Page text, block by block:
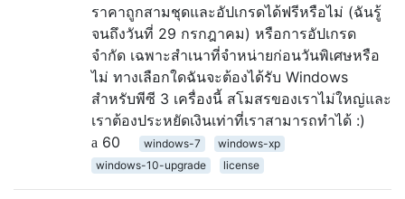
ราคาถูกสามชุดและอัปเกรดได้ฟรีหรือไม่ (ฉันรู้
จนถึงวันที่ 29 กรกฎาคม) หรือการอัปเกรด
จำกัด เฉพาะสำเนาที่จำหน่ายก่อนวันพิเศษหรือ
ไม่ ทางเลือกใดฉันจะต้องได้รับ Windows
สำหรับพีซี 3 เครื่องนี้ สโมสรของเราไม่ใหญ่และ
เราต้องประหยัดเงินเท่าที่เราสามารถทำได้ :)
60
windows-7
windows-xp
windows-10-upgrade
license